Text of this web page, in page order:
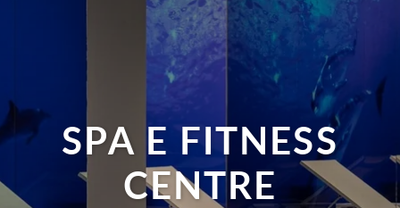
SPA E FITNESS
CENTRE